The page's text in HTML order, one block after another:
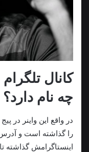
کانال
چه نام دارد؟
در واقع این واینر در
را گذاشته است و
اینستاگرامش گذاشته